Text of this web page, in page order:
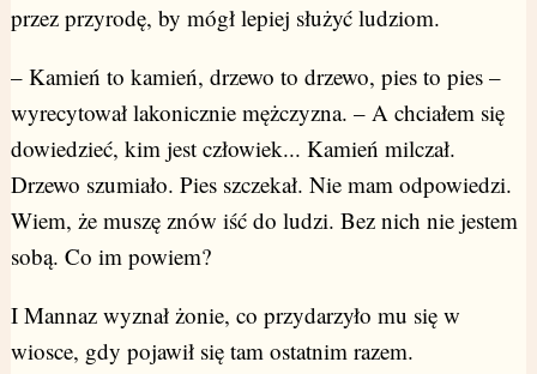
przez przyrodę, by mógł lepiej służyć ludziom.
– Kamień to kamień, drzewo to drzewo, pies to pies –
wyrecytował lakonicznie mężczyzna. – A chciałem się
dowiedzieć, kim jest człowiek... Kamień milczał.
Drzewo szumiało. Pies szczekał. Nie mam odpowiedzi.
Wiem, że muszę znów iść do ludzi. Bez nich nie jestem
sobą. Co im powiem?
I Mannaz wyznał żonie, co przydarzyło mu się w
wiosce, gdy pojawił się tam ostatnim razem.